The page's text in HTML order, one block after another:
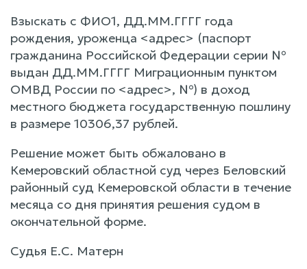
Взыскать с ФИО1, ДД.ММ.ГГГГ года
рождения, уроженца <адрес> (паспорт
гражданина Российской Федерации серии №
выдан ДД.ММ.ГГГГ Миграционным пунктом
ОМВД России по <адрес>, №) в доход
местного бюджета государственную пошлину
в размере 10306,37 рублей.
Решение может быть обжаловано в
Кемеровский областной суд через Беловский
районный суд Кемеровской области в течение
месяца со дня принятия решения судом в
окончательной форме.
Судья Е.С. Матерн